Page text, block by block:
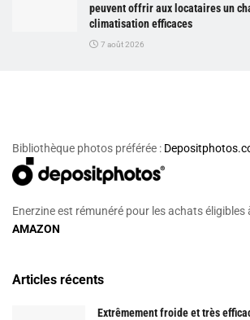
peuvent offrir aux locataires un
climatisation efficaces
7 août 2026
Bibliothèque photos préférée :
Enerzine est rémunéré pour les achats
AMAZON
Articles récents
Extrêmement froide et très